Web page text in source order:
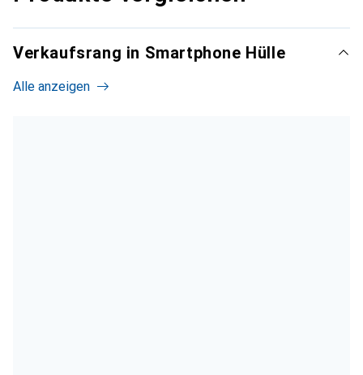
Verkaufsrang in Smartphone Hülle
Alle anzeigen